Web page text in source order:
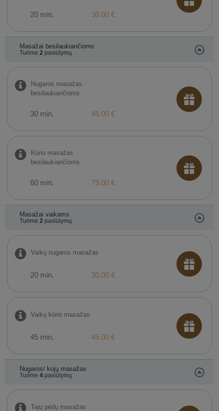
20 min. 30.00 €
Masažai besilaukiančioms
Turime 2 pasiūlymų
Nugaros masažas
besilaukiančioms
30 min. 45.00 €
Kūno masažas
besilaukiančioms
60 min. 75.00 €
Masažai vaikams
Turime 2 pasiūlymų
Vaikų nugaros masažas
20 min. 30.00 €
Vaikų kūno masažas
45 min. 45.00 €
Nugaros/ kojų masažas
Turime 4pasiūlymų
Tajų pėdų masažas